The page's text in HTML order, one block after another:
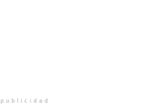
publicidad